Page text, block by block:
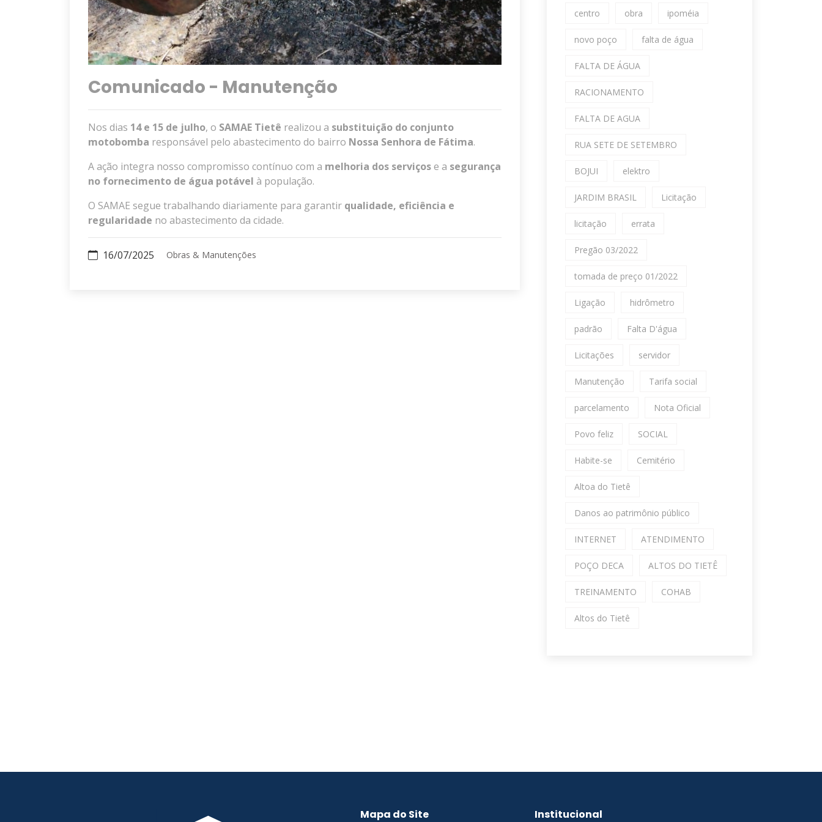
Comunicado - Manutenção
Nos dias 14 e 15 de julho, o SAMAE Tietê realizou a substituição do conjunto
motobomba responsável pelo abastecimento do bairro Nossa Senhora de Fátima.
A ação integra nosso compromisso contínuo com a melhoria dos serviçose a segurança
no fornecimento de água potável à população.
O SAMAE segue trabalhando diariamente para garantir qualidade, eficiência e
regularidade no abastecimento da cidade.
16/07/2025 Obras & Manutenções
centro obra ipoméia
novo poço falta de água
FALTA DE ÁGUA
RACIONAMENTO
FALTA DE AGUA
RUA SETE DE SETEMBRO
BOJUI elektro
JARDIM BRASIL Licitação
licitação errata
Pregão 03/2022
tomada de preço 01/2022
Ligação hidrômetro
padrão Falta D'água
Licitações servidor
Manutenção Tarifa social
parcelamento Nota Oficial
Povo feliz SOCIAL
Habite-se Cemitério
Altoa do Tietê
Danos ao patrimônio público
INTERNET ATENDIMENTO
POÇO DECA ALTOS DO TIETÊ
TREINAMENTO COHAB
Altos do Tietê
Mapa do Site Institucional